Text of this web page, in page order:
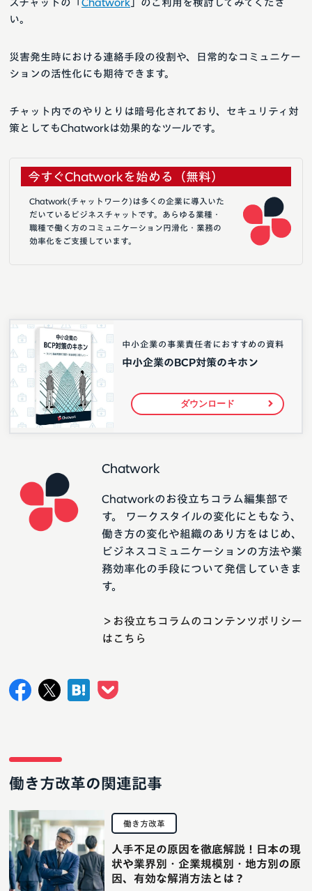
スチャットの「 Chatwork 」のご利用を検討してみてくださ
い。
災害発生時における連絡手段の役割や、日常的なコミュニケー
ションの活性化にも期待できます。
チャット内でのやりとりは暗号化されており、セキュリティ対
策としてもChatworkは効果的なツールです。
今すぐChatworkを始める（無料）
Chatwork(チャットワーク)は多くの企業に導入いた
だいているビジネスチャットです。あらゆる業種・
職種で働く方のコミュニケーション円滑化・業務の
効率化をご支援しています。
中小企業の事業責任者におすすめの資料
中小企業のBCP対策のキホン
ダウンロード
Chatwork
Chatworkのお役立ちコラム編集部で
す。 ワークスタイルの変化にともなう、
働き方の変化や組織のあり方をはじめ、
ビジネスコミュニケーションの方法や業
務効率化の手段について発信していきま
す。
＞お役立ちコラムのコンテンツポリシー
はこちら
働き方改革の関連記事
働き方改革
人手不足の原因を徹底解説！日本の現
状や業界別・企業規模別・地方別の原
因、有効な解消方法とは？